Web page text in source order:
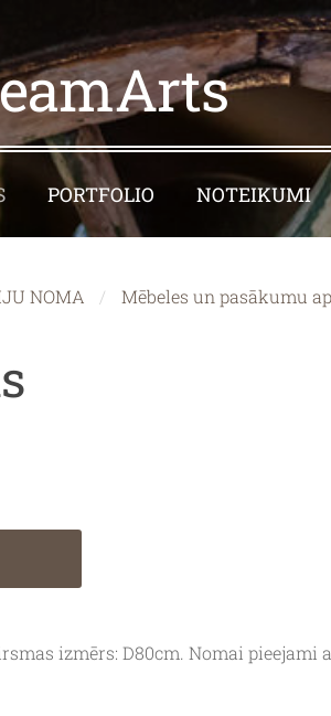
PORTFOLIO NOTEIKUMI
NOMA Mēbeles un pasākumu
izmērs: D80cm. Nomai pieejami